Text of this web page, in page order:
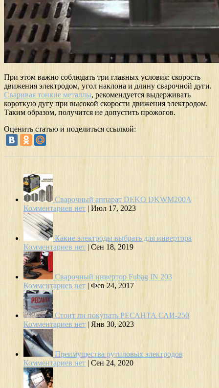
При этом важно соблюдать три главных условия: скорость
движения электродом, угол наклона и длину сварочной дуги.
Сваривая тонкие металлы, рекомендуется выдерживать
короткую дугу при высокой скорости движения электродом.
Таким образом, получится не допустить прожогов.
Оценить статью и поделиться ссылкой:
Сварочный аппарат DEKO DKWM200A
Комментариев нет | Июл 17, 2023
Какие электроды выбрать для инвертора
Комментариев нет | Сен 18, 2019
Сварочный инвертор Fubag IN 203
Комментариев нет | Фев 24, 2017
Стоит ли покупать РЕСАНТА САИ-250
Комментариев нет | Янв 30, 2023
Преимущества рутиловых электродов
Комментариев нет | Сен 24, 2020